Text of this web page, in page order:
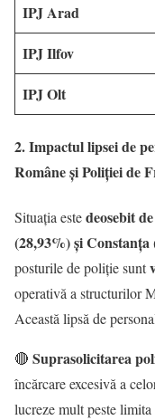
IPJ Arad
IPJ Ilfov
IPJ Olt
2. Impactul lipsei de
Române și Poliției de
Situația estedeosebit
(28,93%) și Constanța
posturile de poliție sunt
operativă a structurilor
Această lipsă de
🔴 Suprasolicitarea
încărcare excesivă a
lucreze mult peste limita